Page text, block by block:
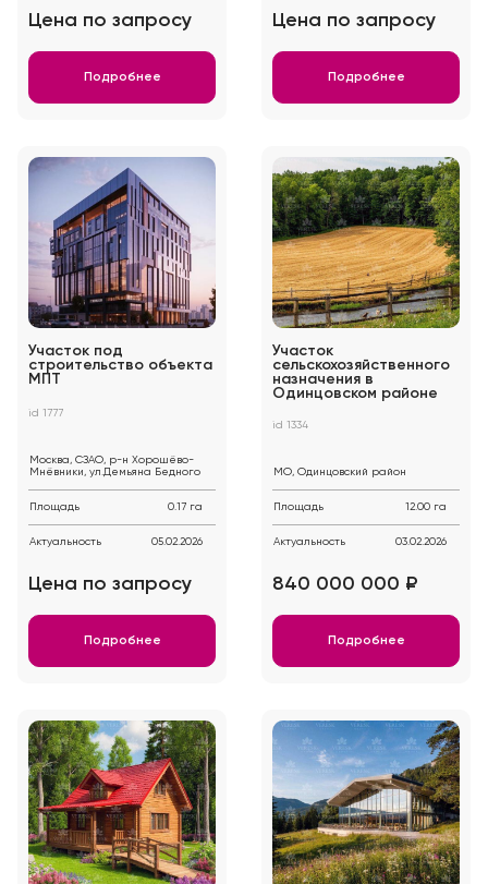
Цена по запросу
Подробнее
Цена по запросу
Подробнее
Участок под
строительство объекта
МПТ
id 1777
Москва, СЗАО, р-н Хорошёво-
Мнёвники, ул.Демьяна Бедного
Площадь 0.17 га
Актуальность 05.02.2026
Цена по запросу
Подробнее
Участок
сельскохозяйственного
назначения в
Одинцовском районе
id 1334
МО, Одинцовский район
Площадь 12.00 га
Актуальность 03.02.2026
840 000 000 ₽
Подробнее